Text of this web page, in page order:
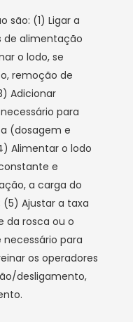
são: (1) Ligar a
de alimentação
o lodo, se
remoção de
Adicionar
para
(dosagem e
Alimentar o lodo
e
a carga do
Ajustar a taxa
da rosca ou o
para
os operadores
desligamento,